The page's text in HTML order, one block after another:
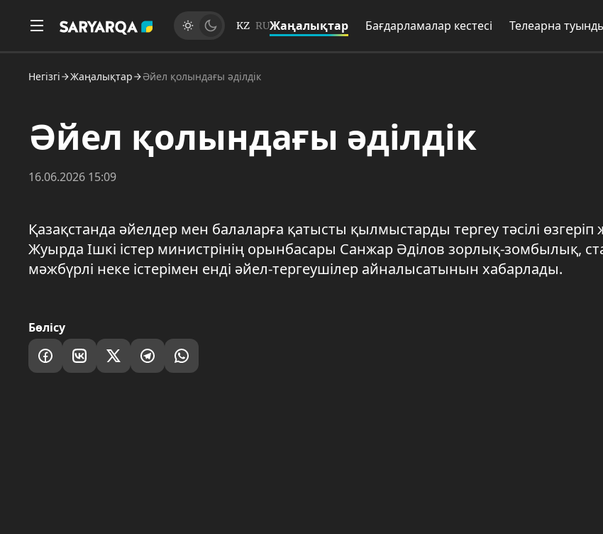
KZ RUЖаңалықтар Бағдарламалар кестесі Телеарна
Негізгі Жаңалықтар Әйел қолындағы әділдік
Әйел қолындағы әділдік
16.06.2026 15:09
Қазақстанда әйелдер мен балаларға қатысты қылмыстарды тергеу тәсілі өзгеріп
Жуырда Ішкі істер министрінің орынбасары Санжар Әділов зорлық-зомбылық,
мәжбүрлі неке істерімен енді әйел-тергеушілер айналысатынын хабарлады.
Бөлісу